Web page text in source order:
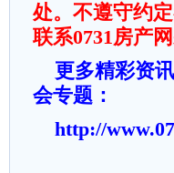
处。不遵守约
联系0731房产
更多精彩资
会专题：
http://